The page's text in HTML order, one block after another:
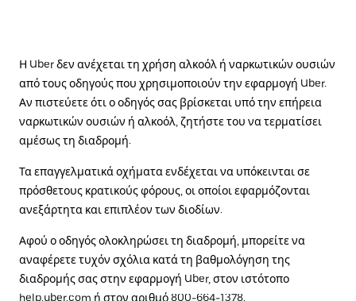
Η Uber δεν ανέχεται τη χρήση αλκοόλ ή ναρκωτικών ουσιών
από τους οδηγούς που χρησιμοποιούν την εφαρμογή Uber.
Αν πιστεύετε ότι ο οδηγός σας βρίσκεται υπό την επήρεια
ναρκωτικών ουσιών ή αλκοόλ, ζητήστε του να τερματίσει
αμέσως τη διαδρομή.
Τα επαγγελματικά οχήματα ενδέχεται να υπόκεινται σε
πρόσθετους κρατικούς φόρους, οι οποίοι εφαρμόζονται
ανεξάρτητα και επιπλέον των διοδίων.
Αφού ο οδηγός ολοκληρώσει τη διαδρομή, μπορείτε να
αναφέρετε τυχόν σχόλια κατά τη βαθμολόγηση της
διαδρομής σας στην εφαρμογή Uber, στον ιστότοπο
help.uber.com ή στον αριθμό 800-664-1378.